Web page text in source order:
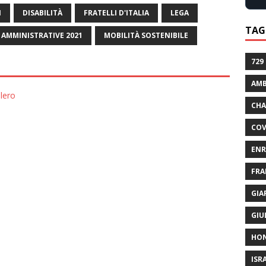
DISABILITÀ FRATELLI D'ITALIA LEGA
2021 MOBILITÀ SOSTENIBILE
729